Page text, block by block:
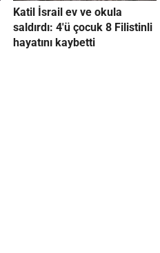
Katil İsrail ev ve okula
saldırdı: 4'ü çocuk 8 Filistinli
hayatını kaybetti